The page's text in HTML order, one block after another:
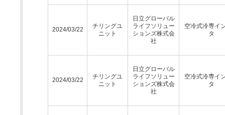
2024/03/22
チリングユ
ニット
日立グローバル
ライフソリュー
ションズ株式会
社
空冷式冷専イ
タ
2024/03/22
チリングユ
ニット
日立グローバル
ライフソリュー
ションズ株式会
社
空冷式冷専イ
タ